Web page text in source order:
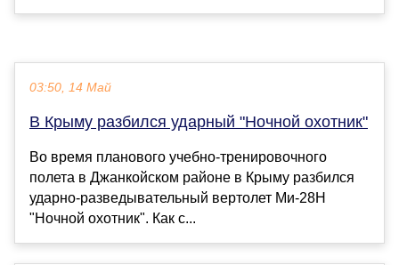
03:50, 14 Май
В Крыму разбился ударный "Ночной охотник"
Во время планового учебно-тренировочного
полета в Джанкойском районе в Крыму разбился
ударно-разведывательный вертолет Ми-28Н
"Ночной охотник". Как с...